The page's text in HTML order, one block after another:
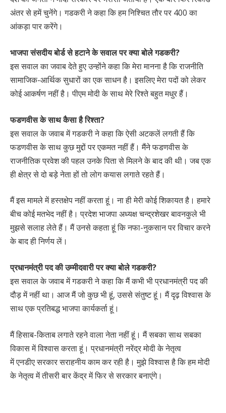
अंतर से हमें चुनेंगे। गडकरी ने कहा कि हम निश्चित तौर पर 400 का
आंकड़ा पार करेंगे।
भाजपा संसदीय बोर्ड से हटाने के सवाल पर क्या बोले गडकरी?
इस सवाल का जवाब देते हुए उन्होंने कहा कि मेरा मानना है कि राजनीति
सामाजिक-आर्थिक सुधारों का एक साधन है। इसलिए मेरा पदों को लेकर
कोई आकर्षण नहीं है। पीएम मोदी के साथ मेरे रिश्ते बहुत मधुर हैं।
फडणवीस के साथ कैसा है रिश्ता?
इस सवाल के जवाब में गडकरी ने कहा कि ऐसी अटकलें लगती हैं कि
फडणवीस के साथ कुछ मुद्दों पर एकमत नहीं हैं। मैंने फडणवीस के
राजनीतिक प्रवेश की पहल उनके पिता से मिलने के बाद की थी। जब एक
ही क्षेत्र से दो बड़े नेता हों तो लोग कयास लगाते रहते हैं।
मैं इस मामले में हस्तक्षेप नहीं करता हूं। ना ही मेरी कोई शिकायत है। हमारे
बीच कोई मतभेद नहीं है। प्रदेश भाजपा अध्यक्ष चन्द्रशेखर बावनकुले भी
मुझसे सलाह लेते हैं। मैं उनसे कहता हूं कि नफा-नुकसान पर विचार करने
के बाद ही निर्णय लें।
प्रधानमंत्री पद की उम्मीदवारी पर क्या बोले गडकरी?
इस सवाल के जवाब में गडकरी ने कहा कि मैं कभी भी प्रधानमंत्री पद की
दौड़ में नहीं था। आज मैं जो कुछ भी हूं, उससे संतुष्ट हूं। मैं दृढ़ विश्वास के
साथ एक प्रतिबद्ध भाजपा कार्यकर्ता हूं।
मैं हिसाब-किताब लगाते रहने वाला नेता नहीं हूं। मैं सबका साथ सबका
विकास में विश्वास करता हूं। प्रधानमंत्री नरेंद्र मोदी के नेतृत्व
में एनडीए सरकार सराहनीय काम कर रही है। मुझे विश्वास है कि हम मोदी
के नेतृत्व में तीसरी बार केंद्र में फिर से सरकार बनाएंगे।